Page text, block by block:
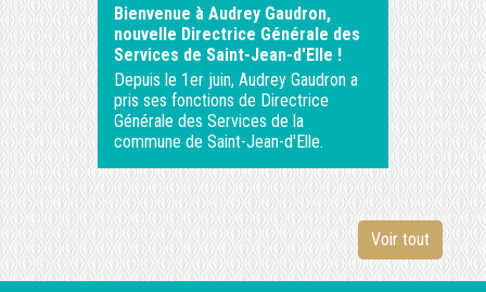
Bienvenue à Audrey Gaudron,
nouvelle Directrice Générale des
Services de Saint-Jean-d'Elle !
Depuis le 1er juin, Audrey Gaudron a
pris ses fonctions de Directrice
Générale des Services de la
commune de Saint-Jean-d'Elle.
Voir tout